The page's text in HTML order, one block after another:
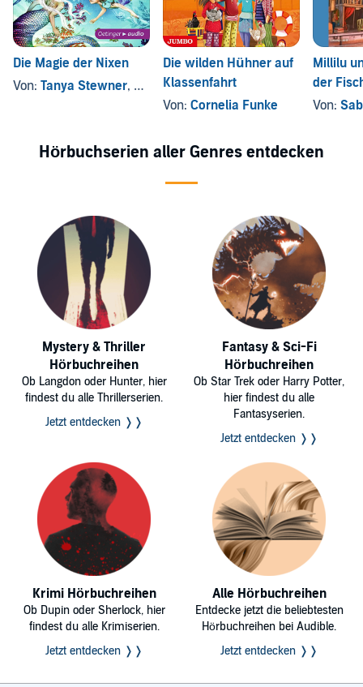
Die Magie der Nixen
Von: Tanya Stewner, und andere
Die wilden Hühner auf
Klassenfahrt
Von: Cornelia Funke
Millilu
der
Von:
Hörbuchserien aller Genres entdecken
Mystery & Thriller
Hörbuchreihen
Ob Langdon oder Hunter, hier
findest du alle Thrillerserien.
Jetzt entdecken ❭❭
Fantasy & Sci-Fi
Hörbuchreihen
Ob Star Trek oder Harry Potter,
hier findest du alle
Fantasyserien.
Jetzt entdecken ❭❭
Krimi Hörbuchreihen
Ob Dupin oder Sherlock, hier
findest du alle Krimiserien.
Jetzt entdecken ❭❭
Alle Hörbuchreihen
Entdecke jetzt die beliebtesten
Hörbuchreihen bei Audible.
Jetzt entdecken ❭❭